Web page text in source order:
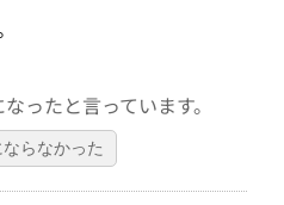
ったと言っています。
らなかった